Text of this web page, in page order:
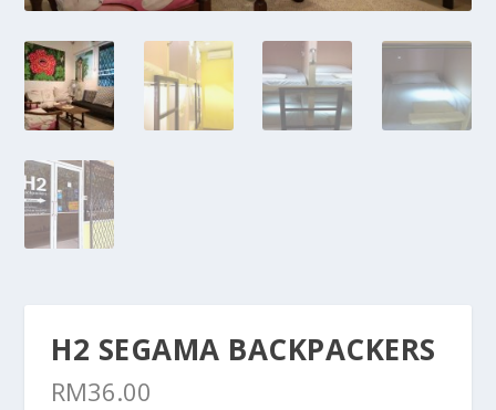
H2 SEGAMA BACKPACKERS
RM36.00